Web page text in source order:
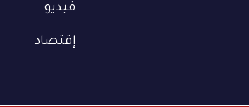
فيديو
إقتصاد